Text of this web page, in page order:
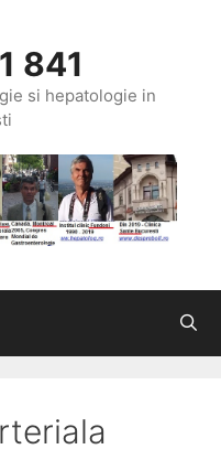
841
si hepatologie in